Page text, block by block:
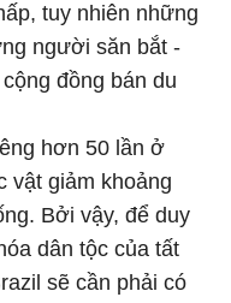
tuy nhiên những
người săn bắt -
đồng bán du
hơn 50 lần ở
vật giảm khoảng
Bởi vậy, để duy
dân tộc của tất
sẽ cần phải có